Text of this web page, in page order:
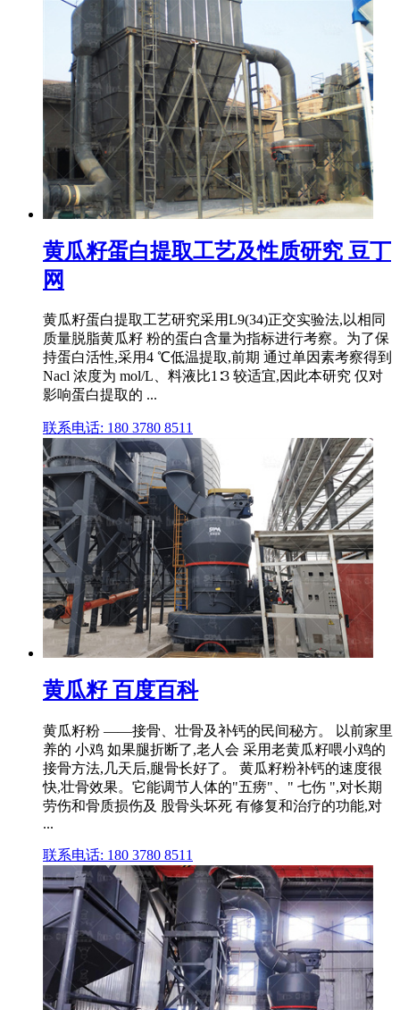
黄瓜籽蛋白提取工艺及性质研究 豆丁
网
黄瓜籽蛋白提取工艺研究采用L9(34)正交实验法,以相同
质量脱脂黄瓜籽 粉的蛋白含量为指标进行考察。为了保
持蛋白活性,采用4 ℃低温提取,前期 通过单因素考察得到
Nacl 浓度为 mol/L、料液比1∶3 较适宜,因此本研究 仅对
影响蛋白提取的 ...
联系电话: 180 3780 8511
黄瓜籽 百度百科
黄瓜籽粉 ——接骨、壮骨及补钙的民间秘方。 以前家里
养的 小鸡 如果腿折断了,老人会 采用老黄瓜籽喂小鸡的
接骨方法,几天后,腿骨长好了。 黄瓜籽粉补钙的速度很
快,壮骨效果。它能调节人体的"五痨"、" 七伤 ",对长期
劳伤和骨质损伤及 股骨头坏死 有修复和治疗的功能,对
...
联系电话: 180 3780 8511